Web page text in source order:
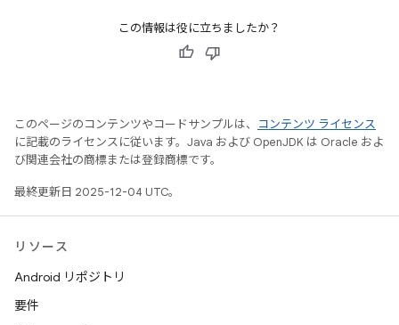
この情報は役に立ちましたか？
このページのコンテンツやコードサンプルは、
コンテンツ ライセンス
に記載のライセンスに従います。Java および OpenJDK は Oracle およ
び関連会社の商標または登録商標です。
最終更新日 2025-12-04 UTC。
リソース
Android リポジトリ
要件